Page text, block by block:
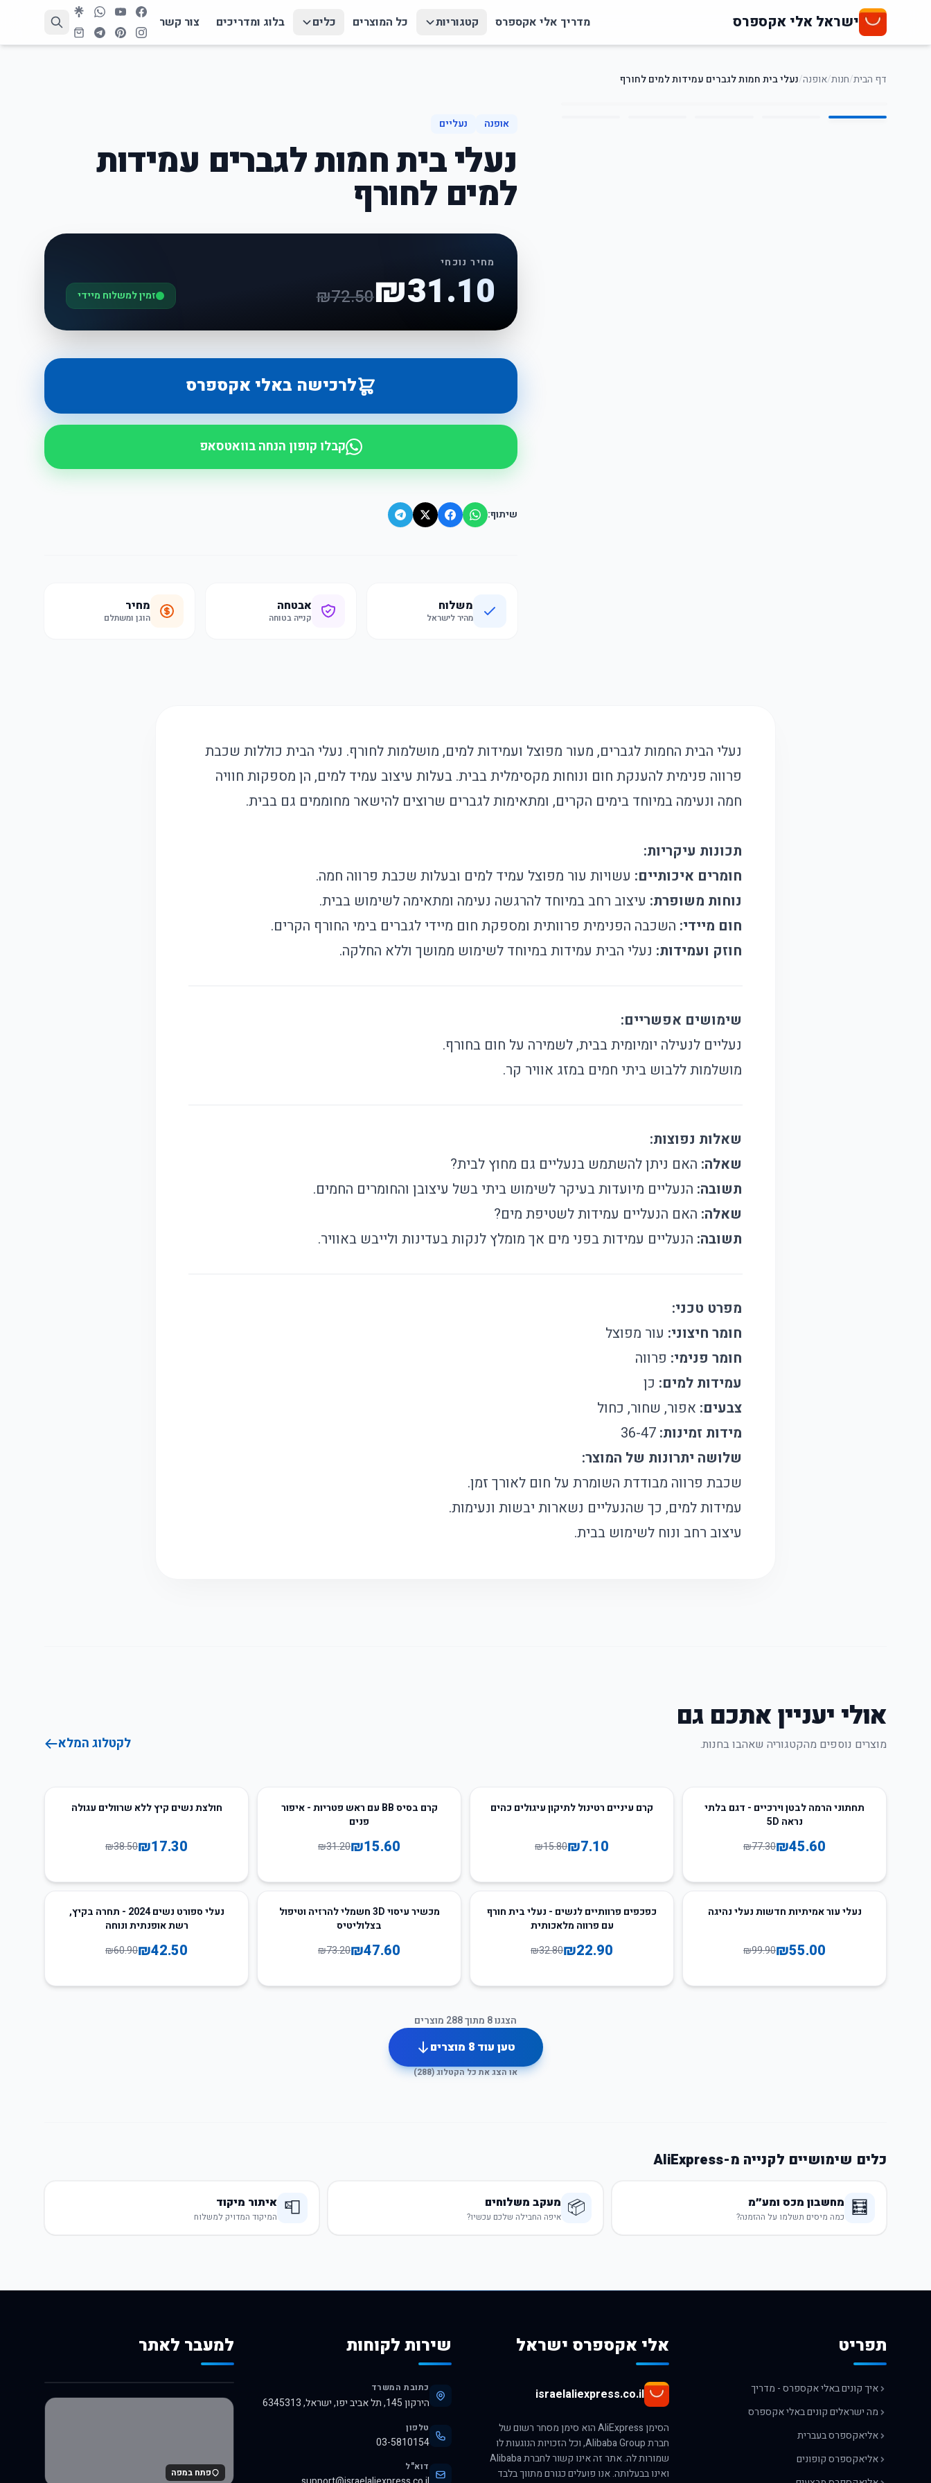
ישראל אלי אקספרס מדריך אלי אקספרס קטגוריות כל המוצרים כלים בלוג ומדריכים צור קשר
דף הבית/חנות/אופנה/נעלי בית חמות לגברים עמידות למים לחורף
1
/
5
אופנה נעליים
נעלי בית חמות לגברים עמידות
למים לחורף
מחיר נוכחי
₪31.10
₪72.50 זמין למשלוח מיידי
לרכישה באלי אקספרס
קבלו קופון הנחה בוואטסאפ
שיתוף:
משלוח
מהיר לישראל
אבטחה
קנייה בטוחה
מחיר
הוגן ומשתלם
נעלי הבית החמות לגברים, מעור מפוצל ועמידות למים, מושלמות לחורף. נעלי הבית כוללות שכבת
פרווה פנימית להענקת חום ונוחות מקסימלית בבית. בעלות עיצוב עמיד למים, הן מספקות חוויה
חמה ונעימה במיוחד בימים הקרים, ומתאימות לגברים שרוצים להישאר מחוממים גם בבית.
תכונות עיקריות:
חומרים איכותיים: עשויות עור מפוצל עמיד למים ובעלות שכבת פרווה חמה.
נוחות משופרת: עיצוב רחב במיוחד להרגשה נעימה ומתאימה לשימוש בבית.
חום מיידי: השכבה הפנימית פרוותית ומספקת חום מיידי לגברים בימי החורף הקרים.
חוזק ועמידות: נעלי הבית עמידות במיוחד לשימוש ממושך וללא החלקה.
שימושים אפשריים:
נעליים לנעילה יומיומית בבית, לשמירה על חום בחורף.
מושלמות ללבוש ביתי חמים במזג אוויר קר.
שאלות נפוצות:
שאלה: האם ניתן להשתמש בנעליים גם מחוץ לבית?
תשובה: הנעליים מיועדות בעיקר לשימוש ביתי בשל עיצובן והחומרים החמים.
שאלה: האם הנעליים עמידות לשטיפת מים?
תשובה: הנעליים עמידות בפני מים אך מומלץ לנקות בעדינות ולייבש באוויר.
מפרט טכני:
חומר חיצוני: עור מפוצל
חומר פנימי: פרווה
עמידות למים: כן
צבעים: אפור, שחור, כחול
מידות זמינות:
שלושה יתרונות של המוצר:
שכבת פרווה מבודדת השומרת על חום לאורך זמן.
עמידות למים, כך שהנעליים נשארות יבשות ונעימות.
עיצוב רחב ונוח לשימוש בבית.
אולי יעניין אתכם גם
מוצרים נוספים מהקטגוריה שאהבו בחנות. לקטלוג המלא
41
תחתוני הרמה לבטן וירכיים - דגם בלתי
נראה 5D
₪45.60
₪77.30
55
קרם עיניים רטינול לתיקון עיגולים כהים
₪7.10
₪15.80
50
קרם בסיס BB עם ראש פטריות - איפור
פנים
₪15.60
₪31.20
55חולצת נשים קיץ ללא שרוולים עגולה
₪17.30
₪38.50
45נעלי עור אמיתיות חדשות נעלי נהיגה
₪55.00
₪99.90
30
כפכפים פרוותיים לנשים - נעלי בית חורף
עם פרווה מלאכותית
₪22.90
₪32.80
35
מכשיר עיסוי 3D חשמלי להרזיה וטיפול
בצלוליטיס
₪47.60
₪73.20
30
נעלי ספורט נשים 2024 - תחרה בקיץ,
רשת אופנתית ונוחה
₪42.50
₪60.90
הצגנו8 מתוך288 מוצרים
טען עוד8 מוצרים
או הצג את כל הקטלוג (288
)
כלים שימושיים לקנייה מ-AliExpress
🧮 מחשבון מכס ומע״מ
כמה מיסים תשלמו על ההזמנה? 📦 מעקב משלוחים
איפה החבילה שלכם עכשיו? 📮 איתור מיקוד
המיקוד המדויק למשלוח
תפריט
איך קונים באלי אקספרס - מדריך
מה ישראלים קונים באלי אקספרס
אליאקספרס בעברית
אליאקספרס קופונים
אלי אקספרס ישראל
israelaliexpress.co.il
הסימן AliExpress הוא סימן מסחר רשום של
חברת Alibaba Group, וכל הזכויות הנוגעות לו
שמורות לה. אתר זה אינו קשור לחברת Alibaba
ואינו בבעלותה. אנו פועלים כגורם מתווך בלבד
שירות לקוחות
כתובת המשרד
הירקון 145, תל אביב יפו, ישראל, 6345313
טלפון
03-5810154
דוא"ל
למעבר לאתר
לרכישה באלי אקספרס
פתח במפה